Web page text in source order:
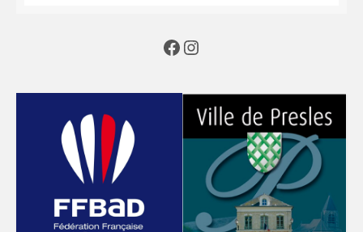
Facebook
Instagram